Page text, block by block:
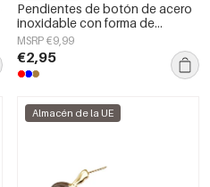
Pendientes de botón de acero
inoxidable con forma de
corazón, sencillos, de la serie
Daily Simple, joyería para mujer.
MSRP €9,99
€2,95
Almacén de la UE